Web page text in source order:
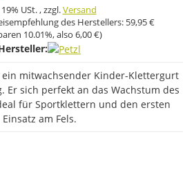
USt. , zzgl.Versand
des Herstellers: 59,95 €
10.01%, also 6,00 €)
ein mitwachsender Kinder-Klettergurt
Er sich perfekt an das Wachstum des
für Sportklettern und den ersten
Einsatz am Fels.